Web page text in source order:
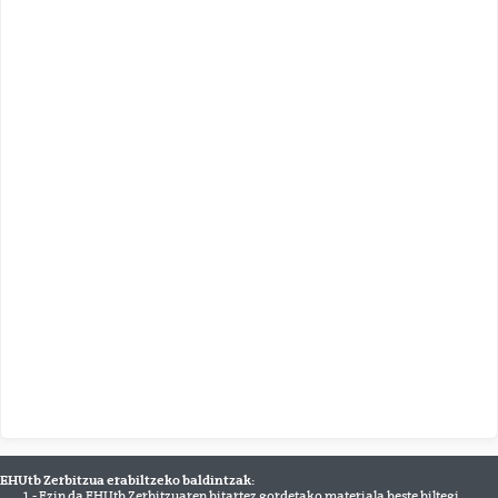
EHUtb Zerbitzua erabiltzeko baldintzak: